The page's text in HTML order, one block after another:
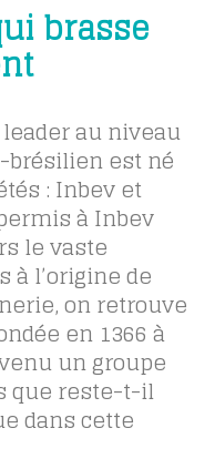
brasse
au niveau
brésilien est né
: Inbev et
à Inbev
le vaste
l’origine de
on retrouve
en 1366 à
un groupe
que reste-t-il
dans cette